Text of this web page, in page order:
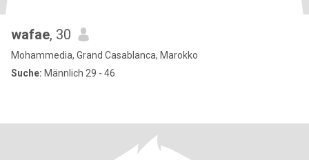
wafae, 30
Mohammedia, Grand Casablanca, Marokko
Suche: Männlich 29 - 46